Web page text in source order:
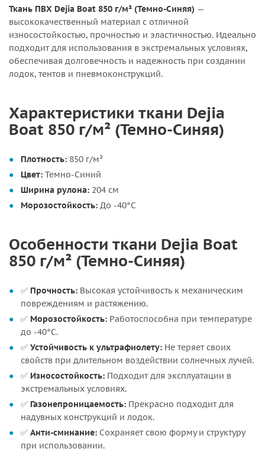
Ткань ПВХ Dejia Boat 850 г/м² (Темно-Синяя) —
высококачественный материал с отличной
износостойкостью, прочностью и эластичностью. Идеально
подходит для использования в экстремальных условиях,
обеспечивая долговечность и надежность при создании
лодок, тентов и пневмоконструкций.
Характеристики ткани Dejia
Boat 850 г/м² (Темно-Синяя)
Плотность: 850 г/м²
Цвет: Темно-Синий
Ширина рулона: 204 см
Морозостойкость: До -40°C
Особенности ткани Dejia Boat
850 г/м² (Темно-Синяя)
✅ Прочность: Высокая устойчивость к механическим
повреждениям и растяжению.
✅ Морозостойкость: Работоспособна при температуре
до -40°C.
✅ Устойчивость к ультрафиолету: Не теряет своих
свойств при длительном воздействии солнечных лучей.
✅ Износостойкость: Подходит для эксплуатации в
экстремальных условиях.
✅ Газонепроницаемость: Прекрасно подходит для
надувных конструкций и лодок.
✅ Анти-сминание: Сохраняет свою форму и структуру
при использовании.